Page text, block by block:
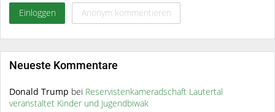
Einloggen Anonym kommentieren
Neueste Kommentare
Donald Trump bei Reservistenkameradschaft Lautertal
veranstaltet Kinder und Jugendbiwak